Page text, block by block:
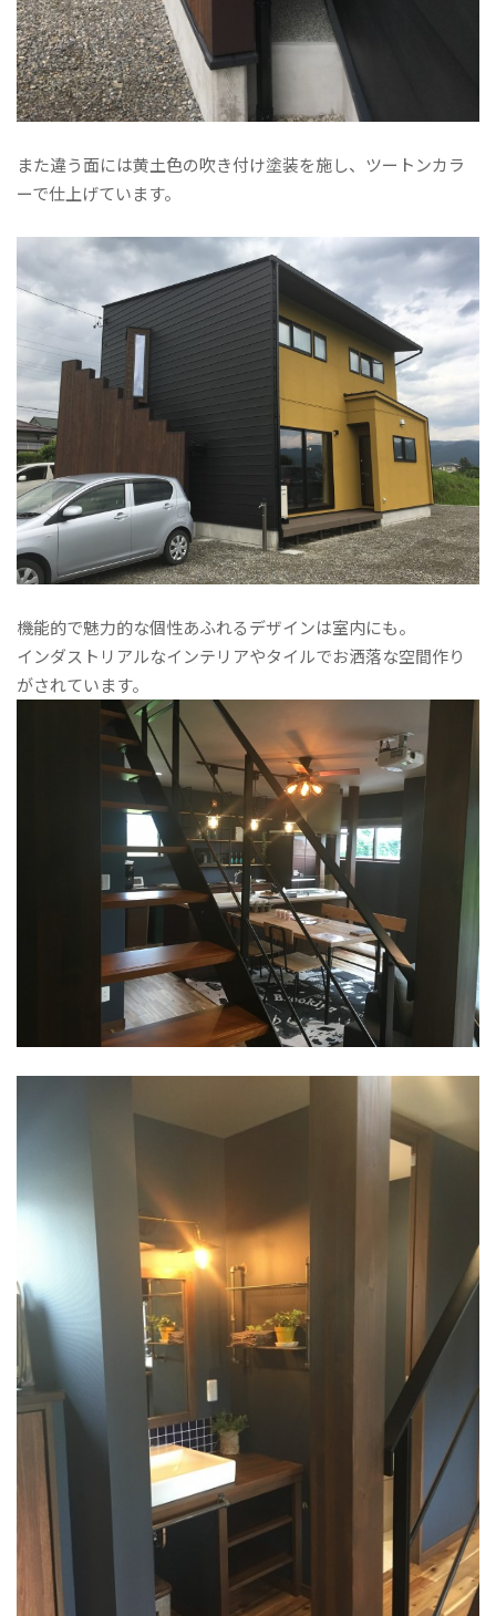
また違う面には黄土色の吹き付け塗装を施し、ツートンカラ
ーで仕上げています。
機能的で魅力的な個性あふれるデザインは室内にも。
インダストリアルなインテリアやタイルでお洒落な空間作り
がされています。